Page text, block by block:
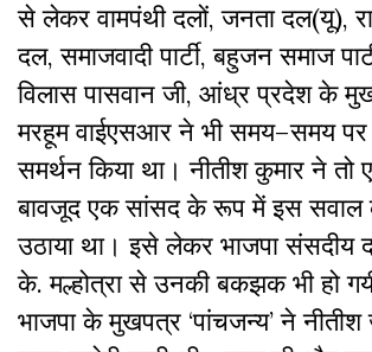
से लेकर वामपंथी दलों,जनता दल(यू),
दल,समाजवादी पार्टी,बहुजन समाज
विलास पासवान जी, आंध्र प्रदेश के
मरहूमवाईएसआर ने भी समय–समय पर
समर्थन किया था। नीतीश कुमार ने तो
बावजूद एक सांसद के रूप में इस सवाल
उठाया था। इसे लेकर भाजपा संसदीय
के.मल्होत्रा से उनकी बकझक भी हो
भाजपा के मुखपत्र ‘पांचजन्य’ने नीतीश